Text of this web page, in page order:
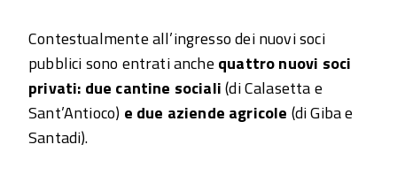
Contestualmente all’ingresso dei nuovi soci
pubblici sono entrati anche quattro nuovi soci
privati: due cantine sociali(di Calasetta e
Sant’Antioco) e due aziende agricole (di Giba e
Santadi).